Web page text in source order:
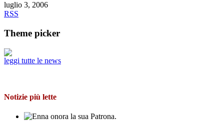
luglio 3, 2006
RSS
Theme picker
leggi tutte le news
Notizie più lette